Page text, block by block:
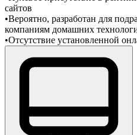
сайтов
•Вероятно, разработан для
компаниям домашних
•Отсутствие установленной